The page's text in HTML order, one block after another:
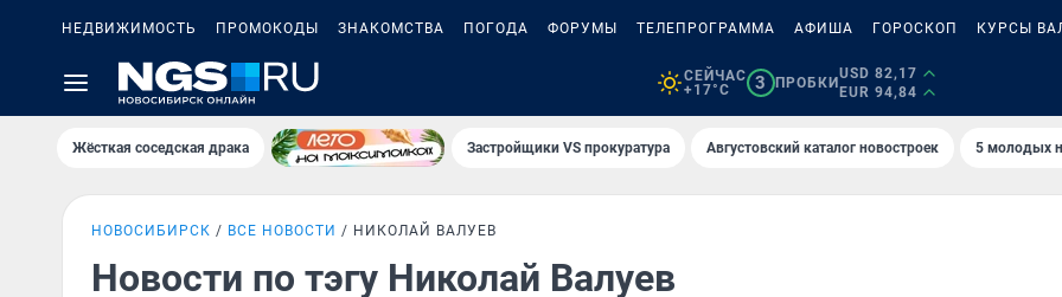
НЕДВИЖИМОСТЬ ПРОМОКОДЫ ЗНАКОМСТВА ПОГОДА ФОРУМЫ ТЕЛЕПРОГРАММА АФИША ГОРОСКОП КУРСЫ
СЕЙЧАС
+17°C
3 ПРОБКИ
USD 82,17
EUR 94,84
Жёсткая соседская драка Застройщики VS прокуратура Августовский каталог новостроек 5 молодых
НОВОСИБИРСК ВСЕ НОВОСТИ НИКОЛАЙ ВАЛУЕВ
Новости по тэгу Николай Валуев